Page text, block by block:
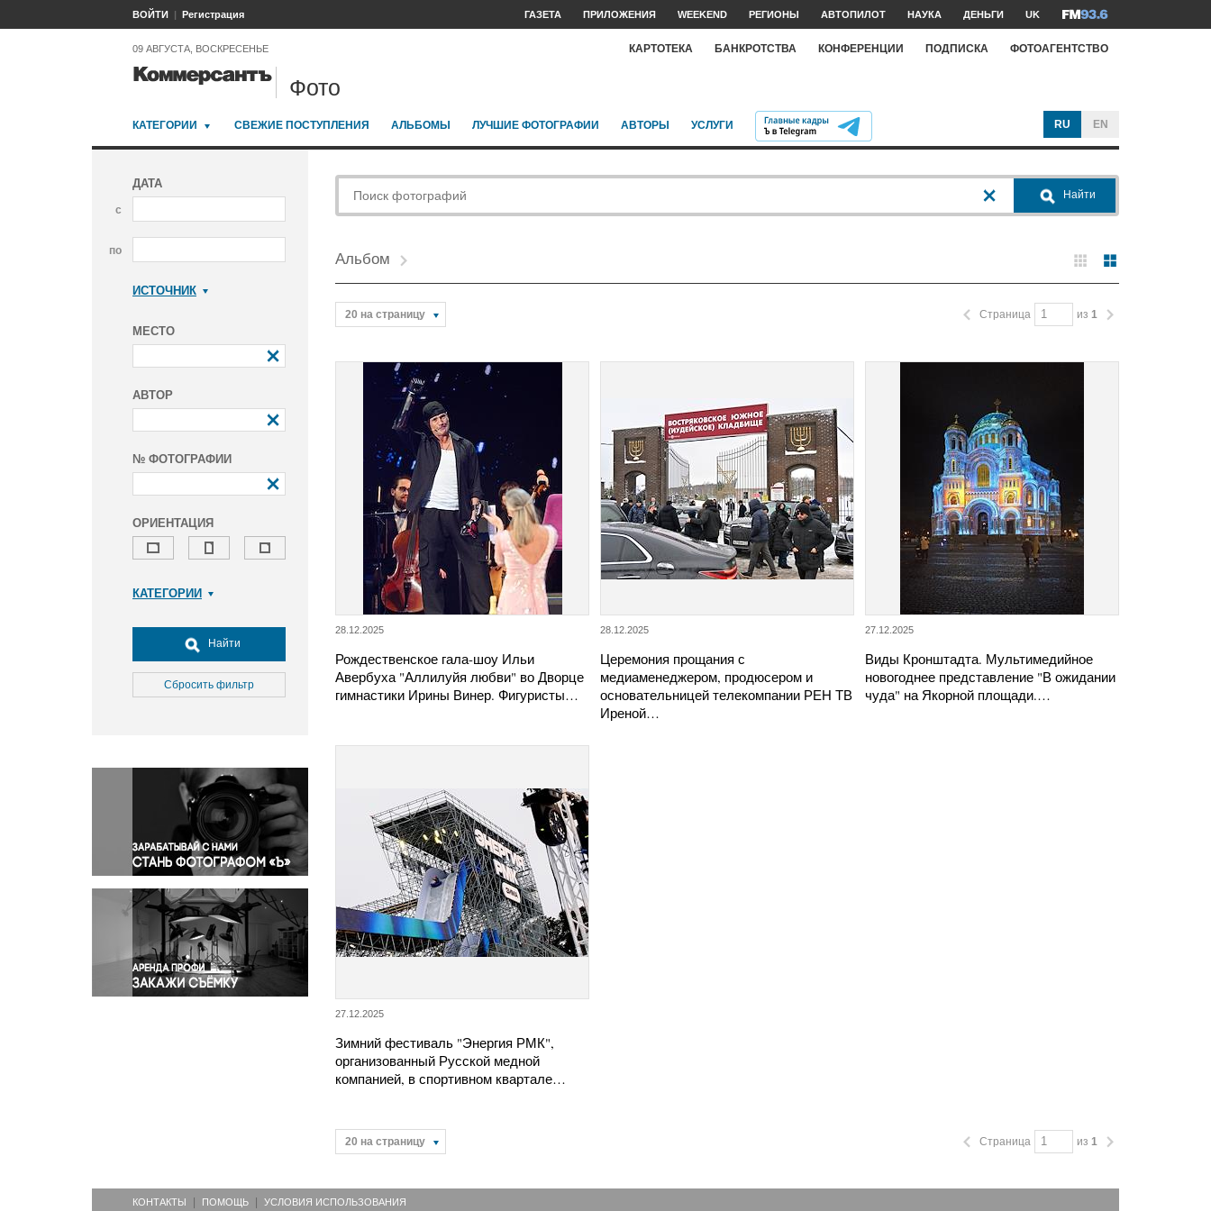
ВОЙТИ Регистрация ГАЗЕТА ПРИЛОЖЕНИЯ WEEKEND РЕГИОНЫ АВТОПИЛОТ НАУКА ДЕНЬГИ UK
09 АВГУСТА, ВОСКРЕСЕНЬЕ КАРТОТЕКА БАНКРОТСТВА КОНФЕРЕНЦИИ ПОДПИСКА ФОТОАГЕНТСТВО
Фото
КАТЕГОРИИ СВЕЖИЕ ПОСТУПЛЕНИЯ АЛЬБОМЫ ЛУЧШИЕ ФОТОГРАФИИ АВТОРЫ УСЛУГИ RU EN
ДАТА
с
по
ИСТОЧНИК
МЕСТО
АВТОР
№ ФОТОГРАФИИ
ОРИЕНТАЦИЯ
КАТЕГОРИИ
Досуг, туризм и отдых
Культура
Медицина
Окружающая среда
Политика
Правосудие
Происшествия и конфликты
Религия
Светская жизнь
Спорт
Экология
Экономика и бизнес
Найти
Сбросить фильтр
Найти
Альбом
20 на страницу Страница из 1
28.12.2025
Рождественское гала-шоу Ильи
Авербуха "Аллилуйя любви" во Дворце
гимнастики Ирины Винер. Фигуристы…
28.12.2025
Церемония прощания с
медиаменеджером, продюсером и
основательницей телекомпании РЕН ТВ
Иреной…
27.12.2025
Виды Кронштадта. Мультимедийное
новогоднее представление "В ожидании
чуда" на Якорной площади.…
27.12.2025
Зимний фестиваль "Энергия РМК",
организованный Русской медной
компанией, в спортивном квартале…
20 на страницу Страница из 1
КОНТАКТЫ ПОМОЩЬ УСЛОВИЯ ИСПОЛЬЗОВАНИЯ